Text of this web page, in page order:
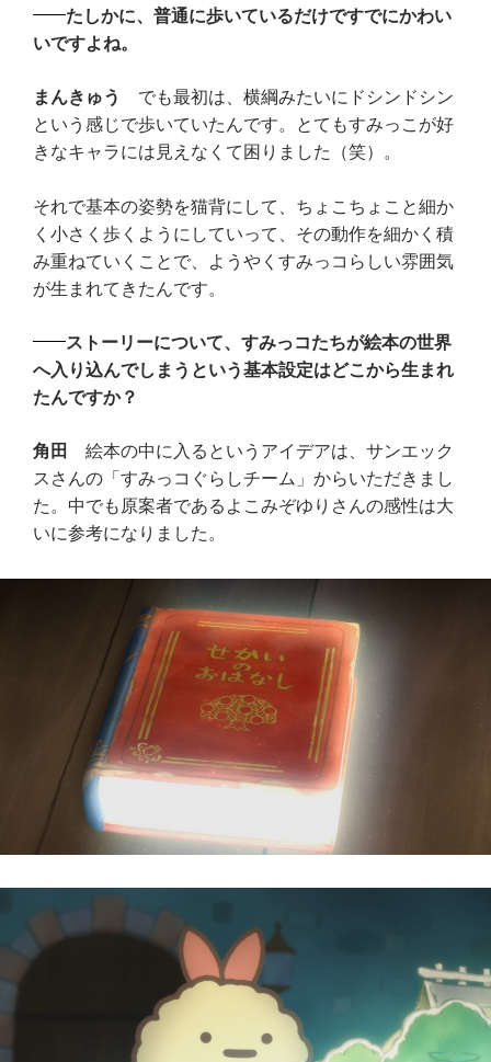
たしかに、普通に歩いているだけですでにかわい
いですよね。
まんきゅう
でも最初は、横綱みたいにドシンドシン
という感じで歩いていたんです。とてもすみっこが好
きなキャラには見えなくて困りました（笑）。
それで基本の姿勢を猫背にして、ちょこちょこと細か
く小さく歩くようにしていって、その動作を細かく積
み重ねていくことで、ようやくすみっコらしい雰囲気
が生まれてきたんです。
ストーリーについて、すみっコたちが絵本の世界
へ入り込んでしまうという基本設定はどこから生まれ
たんですか？
角田 絵本の中に入るというアイデアは、サンエック
スさんの「すみっコぐらしチーム」からいただきまし
た。中でも原案者であるよこみぞゆりさんの感性は大
いに参考になりました。